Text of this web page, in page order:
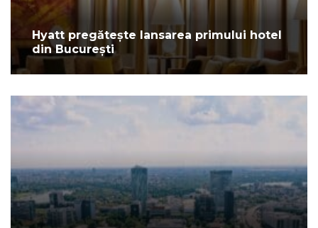
Hyatt pregătește lansarea primului hotel
din București